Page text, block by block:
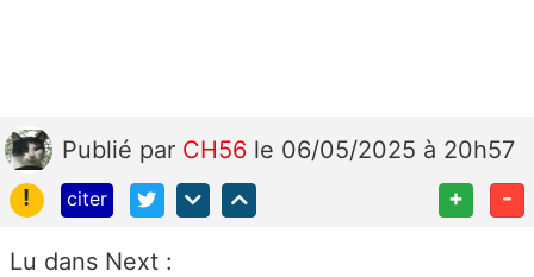
Publié par CH56 le 06/05/2025 à 20h57
!
citer + -
Lu dans Next :